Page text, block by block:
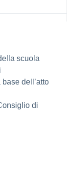
scuola
dell’atto
di